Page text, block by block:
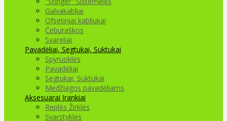
Galvakabliai
Ofsetiniai kabliukai
Čeburaškos
Svareliai
Pavadėliai, Segtukai, Suktukai
Spyruoklės
Pavadėliai
Segtukai, Suktukai
Medžiagos pavadėliams
Aksesuarai Įrankiai
Replės Žirklės
Svarstyklės